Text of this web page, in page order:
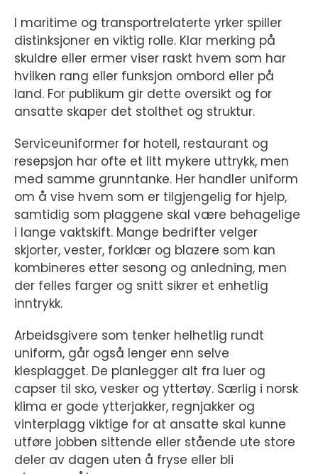
I maritime og transportrelaterte yrker spiller
distinksjoner en viktig rolle. Klar merking på
skuldre eller ermer viser raskt hvem som har
hvilken rang eller funksjon ombord eller på
land. For publikum gir dette oversikt og for
ansatte skaper det stolthet og struktur.
Serviceuniformer for hotell, restaurant og
resepsjon har ofte et litt mykere uttrykk, men
med samme grunntanke. Her handler uniform
om å vise hvem som er tilgjengelig for hjelp,
samtidig som plaggene skal være behagelige
i lange vaktskift. Mange bedrifter velger
skjorter, vester, forklær og blazere som kan
kombineres etter sesong og anledning, men
der felles farger og snitt sikrer et enhetlig
inntrykk.
Arbeidsgivere som tenker helhetlig rundt
uniform, går også lenger enn selve
klesplagget. De planlegger alt fra luer og
capser til sko, vesker og yttertøy. Særlig i norsk
klima er gode ytterjakker, regnjakker og
vinterplagg viktige for at ansatte skal kunne
utføre jobben sittende eller stående ute store
deler av dagen uten å fryse eller bli